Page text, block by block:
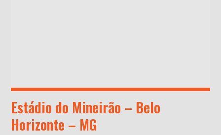
Estádio do Mineirão – Belo
Horizonte – MG